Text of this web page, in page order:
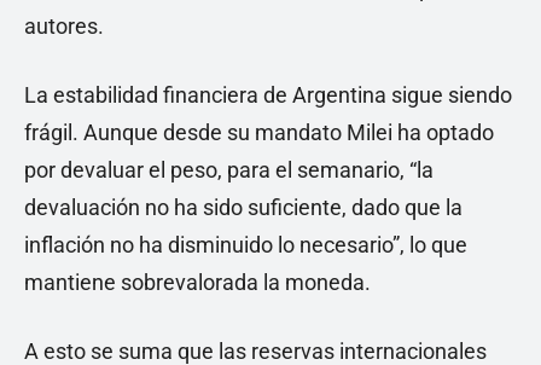
autores.
La estabilidad financiera de Argentina sigue siendo
frágil. Aunque desde su mandato Milei ha optado
por devaluar el peso, para el semanario, “la
devaluación no ha sido suficiente, dado que la
inflación no ha disminuido lo necesario”, lo que
mantiene sobrevalorada la moneda.
A esto se suma que las reservas internacionales